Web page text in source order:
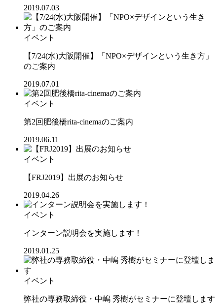
2019.07.03
イベント
【7/24(水)大阪開催】「NPO×デザインという生き方」
のご案内
2019.07.01
イベント
第2回肥後橋rita-cinemaのご案内
2019.06.11
イベント
【FRJ2019】出展のお知らせ
2019.04.26
イベント
インターン説明会を実施します！
2019.01.25
イベント
弊社の専務取締役・中嶋 秀樹がセミナーに登壇します